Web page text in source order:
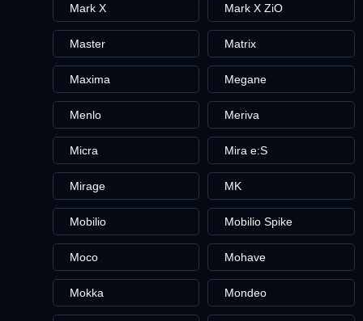
Mark X Mark X ZiO
Master Matrix
Maxima Megane
Menlo Meriva
Micra Mira e:S
Mirage MK
Mobilio Mobilio Spike
Moco Mohave
Mokka Mondeo